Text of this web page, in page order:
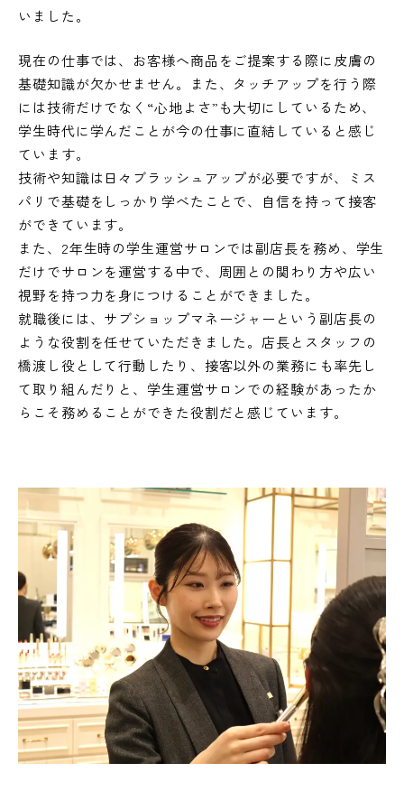
いました。
現在の仕事では、お客様へ商品をご提案する際に皮膚の
基礎知識が欠かせません。また、タッチアップを行う際
には技術だけでなく“心地よさ”も大切にしているため、
学生時代に学んだことが今の仕事に直結していると感じ
ています。
技術や知識は日々ブラッシュアップが必要ですが、ミス
パリで基礎をしっかり学べたことで、自信を持って接客
ができています。
また、2年生時の学生運営サロンでは副店長を務め、学生
だけでサロンを運営する中で、周囲との関わり方や広い
視野を持つ力を身につけることができました。
就職後には、サブショップマネージャーという副店長の
ような役割を任せていただきました。店長とスタッフの
橋渡し役として行動したり、接客以外の業務にも率先し
て取り組んだりと、学生運営サロンでの経験があったか
らこそ務めることができた役割だと感じています。